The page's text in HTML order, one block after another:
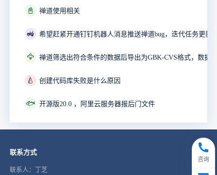
📓 禅道使用相关
🚜
🦅
🍐 创建代码库失败是什么原因
🐟 开源版20.0 ，阿里云服务器报后门文件
联系方式
联系人：丁芝
咨询